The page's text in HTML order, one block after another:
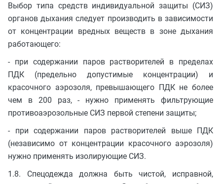
Выбор типа средств индивидуальной защиты (СИЗ)
органов дыхания следует производить в зависимости
от концентрации вредных веществ в зоне дыхания
работающего:
- при содержании паров растворителей в пределах
ПДК (предельно допустимые концентрации) и
красочного аэрозоля, превышающего ПДК не более
чем в 200 раз, - нужно применять фильтрующие
противоаэрозольные СИЗ первой степени защиты;
- при содержании паров растворителей выше ПДК
(независимо от концентрации красочного аэрозоля)
нужно применять изолирующие СИЗ.
1.8. Спецодежда должна быть чистой, исправной,